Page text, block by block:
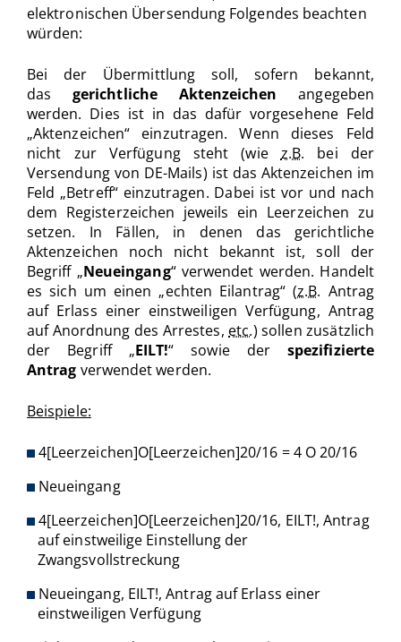
elektronischen Übersendung Folgendes beachten
würden:
Bei der Übermittlung soll, sofern bekannt,
das gerichtliche Aktenzeichen angegeben
werden. Dies ist in das dafür vorgesehene Feld
„Aktenzeichen“ einzutragen. Wenn dieses Feld
nicht zur Verfügung steht (wie z.B. bei der
Versendung von DE-Mails) ist das Aktenzeichen im
Feld „Betreff“ einzutragen. Dabei ist vor und nach
dem Registerzeichen jeweils ein Leerzeichen zu
setzen. In Fällen, in denen das gerichtliche
Aktenzeichen noch nicht bekannt ist, soll der
Begriff „Neueingang“ verwendet werden. Handelt
es sich um einen „echten Eilantrag“ (z.B. Antrag
auf Erlass einer einstweiligen Verfügung, Antrag
auf Anordnung des Arrestes, etc.) sollen zusätzlich
der Begriff „EILT!“ sowie der spezifizierte
Antrag verwendet werden.
Beispiele:
4[Leerzeichen]O[Leerzeichen]20/16 = 4 O 20/16
Neueingang
4[Leerzeichen]O[Leerzeichen]20/16, EILT!, Antrag
auf einstweilige Einstellung der
Zwangsvollstreckung
Neueingang, EILT!, Antrag auf Erlass einer
einstweiligen Verfügung